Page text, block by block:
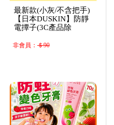
最新款(小灰/不含把手)
【日本DUSKIN】防靜
電撢子(3C產品除
非會員：＄90